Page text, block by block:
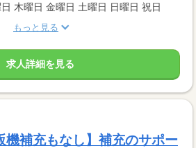
木曜日 金曜日 土曜日 日曜日 祝日
もっと見る
求人詳細を見る
機補充もなし】補充のサポー